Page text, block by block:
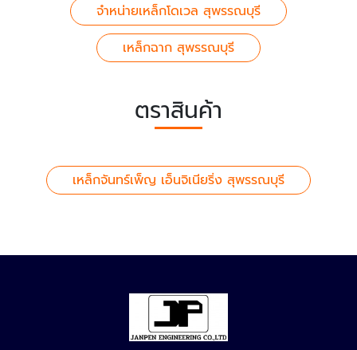
จำหน่ายเหล็กโดเวล สุพรรณบุรี
เหล็กฉาก สุพรรณบุรี
ตราสินค้า
เหล็กจันทร์เพ็ญ เอ็นจิเนียริ่ง สุพรรณบุรี